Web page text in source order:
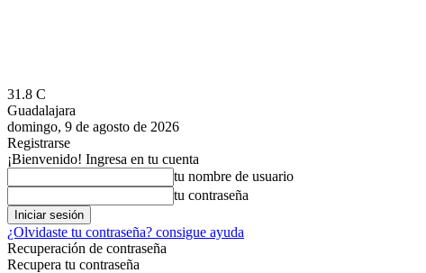
31.8 C
Guadalajara
domingo, 9 de agosto de 2026
Registrarse
¡Bienvenido! Ingresa en tu cuenta
tu nombre de usuario
tu contraseña
¿Olvidaste tu contraseña? consigue ayuda
Recuperación de contraseña
Recupera tu contraseña